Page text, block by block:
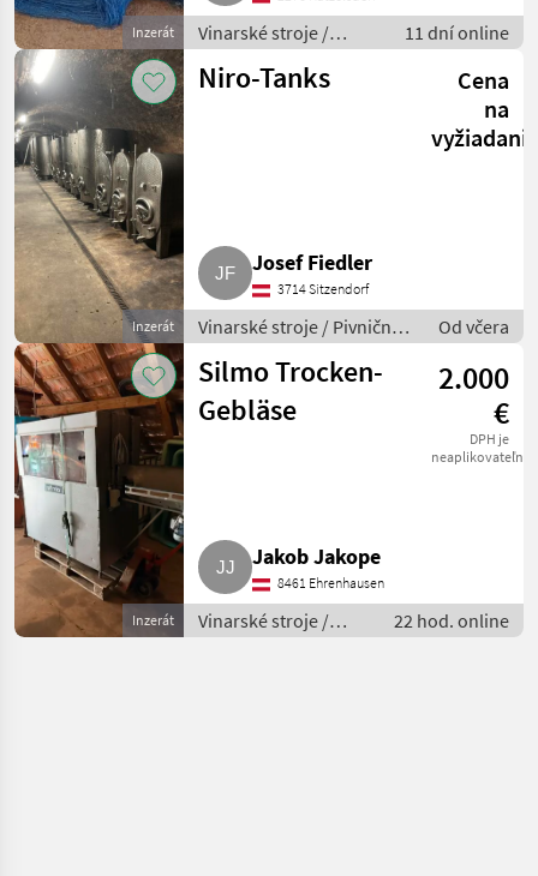
Inzerát
Vinarské stroje /
Ostatné stroje na
vinohradníctvo
11 dní online
Inzerát
Niro-Tanks
Cena
na
Josef Fiedler
3714 Sitzendorf
Vinarské stroje / Pivničné
stroje
Od včera
Inzerát
Silmo Trocken-
Gebläse
2.000
€
DPH je
neaplikovateľné
Jakob Jakope
8461 Ehrenhausen
Vinarské stroje /
Pivničné stroje
22 hod. online